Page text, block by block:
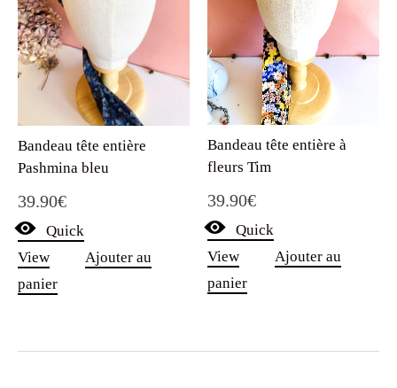
Bandeau tête entière
Pashmina bleu
39.90€
Quick
View
Ajouter au
panier
Bandeau tête entière à
fleurs Tim
39.90€
Quick
View
Ajouter au
panier